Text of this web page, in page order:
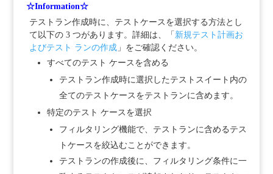
☆Information☆
テストラン作成時に、テストケースを選択する方法とし
て以下の 3 つがあります。詳細は、「 新規テスト計画お
よびテスト ランの作成」をご確認ください。
すべてのテスト ケースを含める
テストラン作成時に選択したテストスイート内の
全てのテストケースをテストランに含めます。
特定のテスト ケースを選択
フィルタリング機能で、テストランに含めるテス
トケースを絞込むことができます。
テストランの作成後に、フィルタリング条件に一